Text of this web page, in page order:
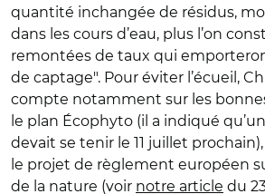
quantité inchangée de résidus,
dans les cours d’eau, plus l’on
remontées de taux qui
de captage". Pour éviter l’écueil,
compte notamment sur les
le plan Écophyto (il a indiqué
devait se tenir le 11 juillet
le projet de règlement européen
de la nature (voir notre article du